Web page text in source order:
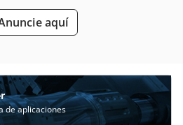
aquí
de aplicaciones